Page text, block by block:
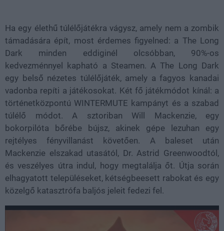
Ha egy élethű túlélőjátékra vágysz, amely nem a zombik
támadására épít, most érdemes figyelned: a The Long
Dark minden eddiginél olcsóbban, 90%-os
kedvezménnyel kapható a Steamen. A The Long Dark
egy belső nézetes túlélőjáték, amely a fagyos kanadai
vadonba repíti a játékosokat. Két fő játékmódot kínál: a
történetközpontú WINTERMUTE kampányt és a szabad
túlélő módot. A sztoriban Will Mackenzie, egy
bokorpilóta bőrébe bújsz, akinek gépe lezuhan egy
rejtélyes fényvillanást követően. A baleset után
Mackenzie elszakad utasától, Dr. Astrid Greenwoodtól,
és veszélyes útra indul, hogy megtalálja őt. Útja során
elhagyatott településeket, kétségbeesett rabokat és egy
közelgő katasztrófa baljós jeleit fedezi fel.